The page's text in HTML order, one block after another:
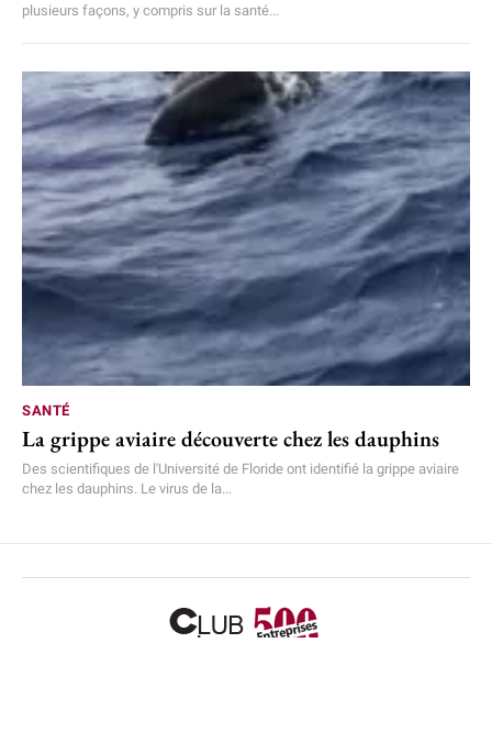
plusieurs façons, y compris sur la santé...
SANTÉ
La grippe aviaire découverte chez les dauphins
Des scientifiques de l'Université de Floride ont identifié la grippe aviaire
chez les dauphins. Le virus de la...